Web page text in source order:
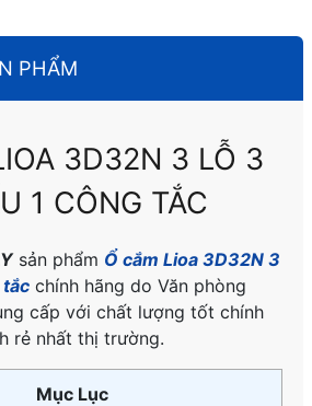
PHẨM
3D32N 3 LỖ 3
1 CÔNG TẮC
sản phẩm Ổ cắm Lioa 3D32N 3
tắc chính hãng do Văn phòng
cấp với chất lượng tốt chính
rẻ nhất thị trường.
Mục Lục